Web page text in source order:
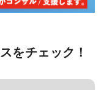
をチェック！